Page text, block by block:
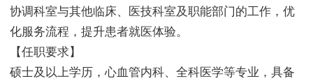
协调科室与其他临床、医技科室及职能部门的工作，优
化服务流程，提升患者就医体验。
【任职要求】
硕士及以上学历，心血管内科、全科医学等专业，具备